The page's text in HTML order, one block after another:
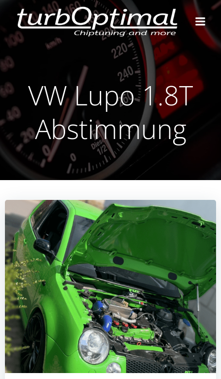
Zum
Inhalt
springen
VW Lupo 1.8T
Abstimmung